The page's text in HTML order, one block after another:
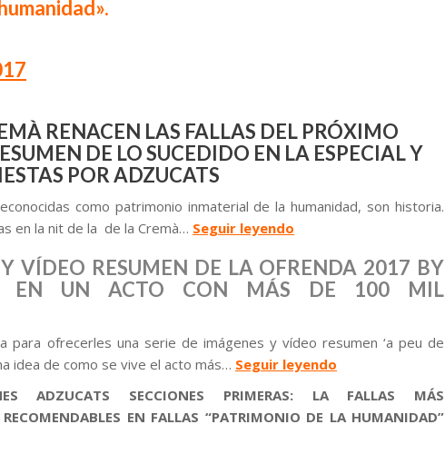
RENACEN LAS FALLAS DEL PRÓXIMO
DE LO SUCEDIDO EN LA ESPECIAL Y
POR ADZUCATS
como patrimonio inmaterial de la humanidad, son historia.
en la nit de la de la Cremà… Seguir leyendo
VÍDEO RESUMEN DE LA OFRENDA 2017 BY
EN UN ACTO CON MÁS DE 100 MIL
para ofrecerles una serie de imágenes y vídeo resumen ‘a peu de
idea de como se vive el acto más… Seguir leyendo
ADZUCATS SECCIONES PRIMERAS: LA FALLAS MÁS
EN FALLAS “PATRIMONIO DE LA HUMANIDAD”